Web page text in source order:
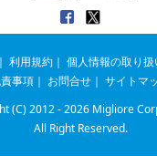
｜ 利用規約 ｜ 個人情報の取り
事項 ｜ お問合せ ｜ サイトマ
(C) 2012 - 2026 Migliore
All Right Reserved.